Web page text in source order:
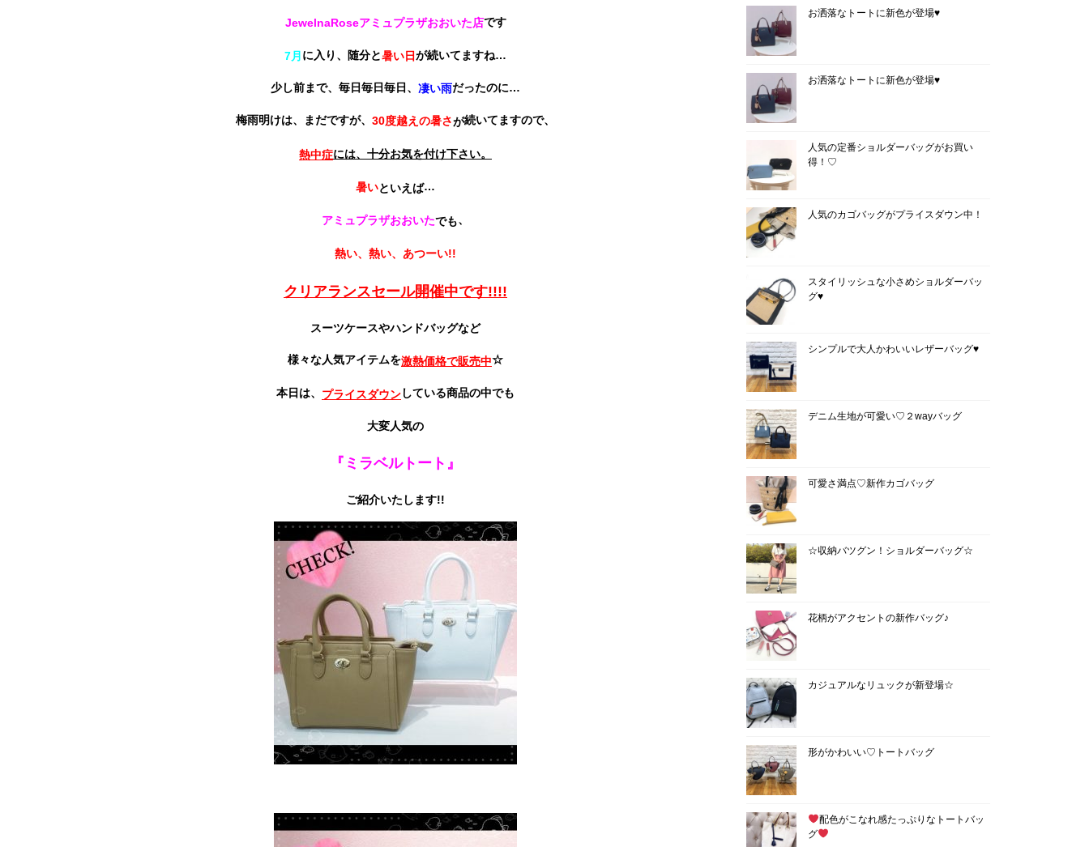
JewelnaRoseアミュプラザおおいた店です
7月 に入り、随分と暑い日が続いてますね…
少し前まで、毎日毎日毎日、 凄い雨だったのに…
梅雨明けは、まだですが、 30度越えの暑さが続いてますので、
熱中症には、十分お気を付け下さい。
暑いといえば…
アミュプラザおおいたでも、
熱い、熱い、あつーい!!
クリアランスセール開催中です!!!!
スーツケースやハンドバッグなど
様々な人気アイテムを激熱価格で販売中☆
本日は、 プライスダウンしている商品の中でも
大変人気の
『ミラベルトート』
ご紹介いたします!!
お洒落なトートに新色が登場♥
お洒落なトートに新色が登場♥
人気の定番ショルダーバッグがお買い
得！♡
人気のカゴバッグがプライスダウン中！
スタイリッシュな小さめショルダーバッ
グ♥
シンプルで大人かわいいレザーバッグ♥
デニム生地が可愛い♡２wayバッグ
可愛さ満点♡新作カゴバッグ
☆収納バツグン！ショルダーバッグ☆
花柄がアクセントの新作バッグ♪
カジュアルなリュックが新登場☆
形がかわいい♡トートバッグ
配色がこなれ感たっぷりなトートバッ
グ